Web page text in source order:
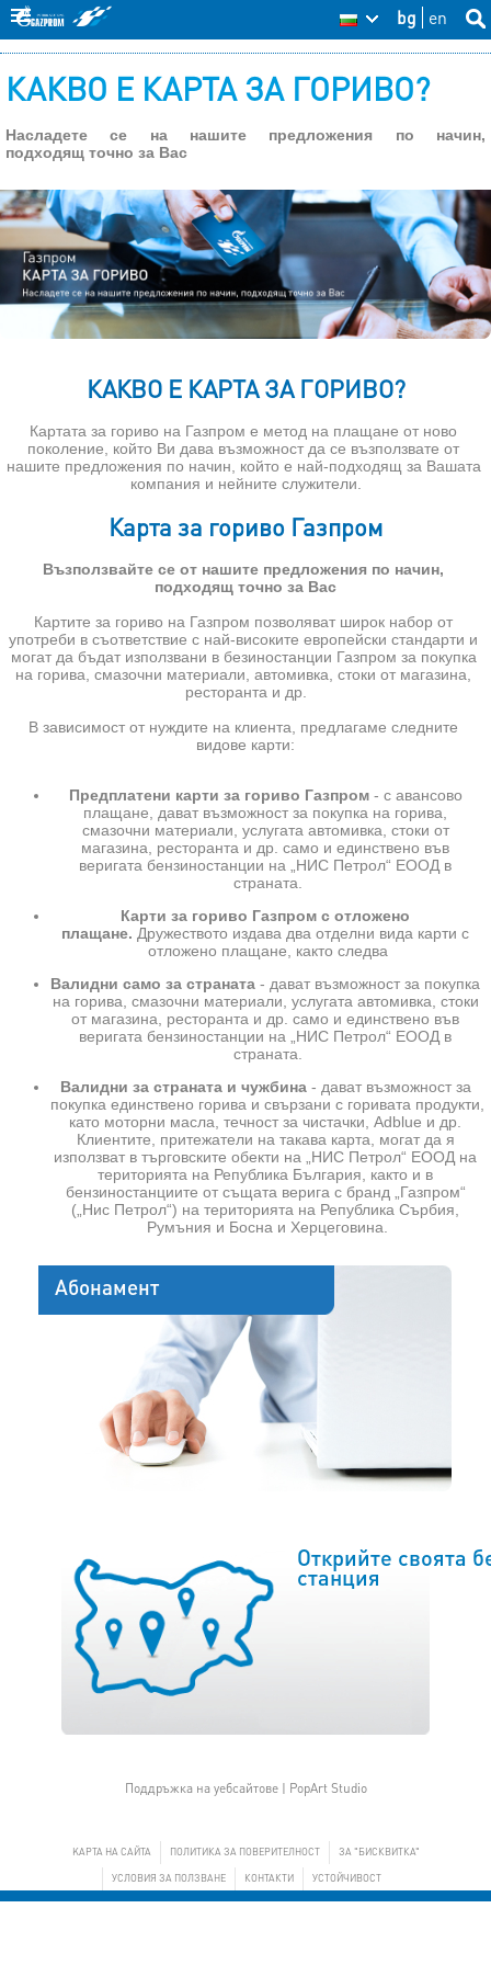
to
main
this
bg
en
BG
КАКВО Е КАРТА ЗА ГОРИВО?
Насладете се на нашите предложения по начин,
подходящ точно за Вас
КАКВО Е КАРТА ЗА ГОРИВО?
Картата за гориво на Газпром е метод на плащане от ново
поколение, който Ви дава възможност да се възползвате от
нашите предложения по начин, който е най-подходящ за Вашата
компания и нейните служители.
Карта за гориво Газпром
Възползвайте се от нашите предложения по начин,
подходящ точно за Вас
Картите за гориво на Газпром позволяват широк набор от
употреби в съответствие с най-високите европейски стандарти и
могат да бъдат използвани в безиностанции Газпром за покупка
на горива, смазочни материали, автомивка, стоки от магазина,
ресторанта и др.
В зависимост от нуждите на клиента, предлагаме следните
видове карти:
Предплатени карти за гориво Газпром - с авансово
плащане, дават възможност за покупка на горива,
смазочни материали, услугата автомивка, стоки от
магазина, ресторанта и др. само и единствено във
веригата бензиностанции на „НИС Петрол“ ЕООД в
страната.
Карти за гориво Газпром с отложено
плащане. Дружеството издава два отделни вида карти с
отложено плащане, както следва
Валидни само за страната - дават възможност за покупка
на горива, смазочни материали, услугата автомивка, стоки
от магазина, ресторанта и др. само и единствено във
веригата бензиностанции на „НИС Петрол“ ЕООД в
страната.
Валидни за страната и чужбина - дават възможност за
покупка единствено горива и свързани с горивата продукти,
като моторни масла, течност за чистачки, Adblue и др.
Клиентите, притежатели на такава карта, могат да я
използват в търговските обекти на „НИС Петрол“ ЕООД на
територията на Република България, както и в
бензиностанциите от същата верига с бранд „Газпром“
(„Нис Петрол“) на територията на Република Сърбия,
Румъния и Босна и Херцеговина.
Абонамент
Открийте своята
станция
Поддръжка на уебсайтове | PopArt Studio
KАРТА НА САЙТА ПОЛИТИКА ЗА ПОВЕРИТЕЛНОСТ ЗА "БИСКВИТКА"
УСЛОВИЯ ЗА ПОЛЗВАНЕ КОНТАКТИ УСТОЙЧИВОСТ